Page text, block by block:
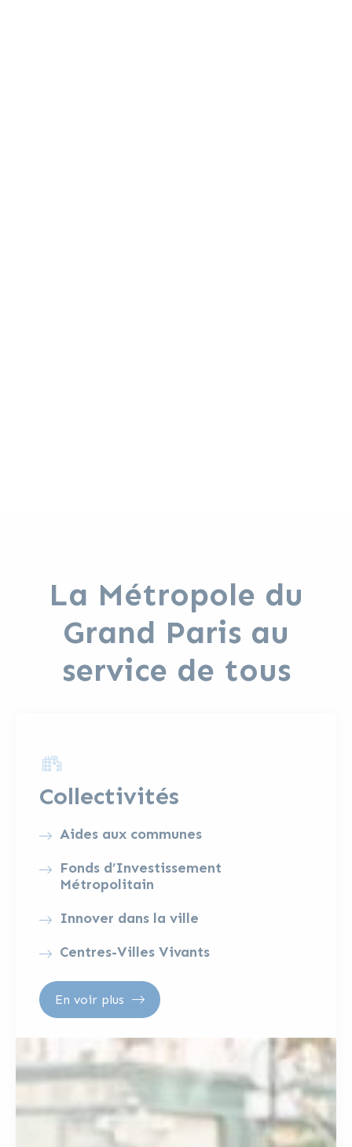
La Métropole du
Grand Paris au
service de tous
Collectivités
Aides aux communes
Fonds d’Investissement
Métropolitain
Innover dans la ville
Centres-Villes Vivants
En voir plus